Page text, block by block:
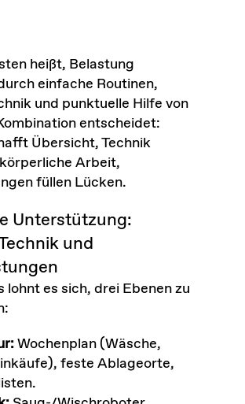
heißt, Belastung
einfache Routinen,
und punktuelle Hilfe von
entscheidet:
Übersicht, Technik
Arbeit,
füllen Lücken.
Unterstützung:
und
lohnt es sich, drei Ebenen zu
Wochenplan (Wäsche,
feste Ablageorte,